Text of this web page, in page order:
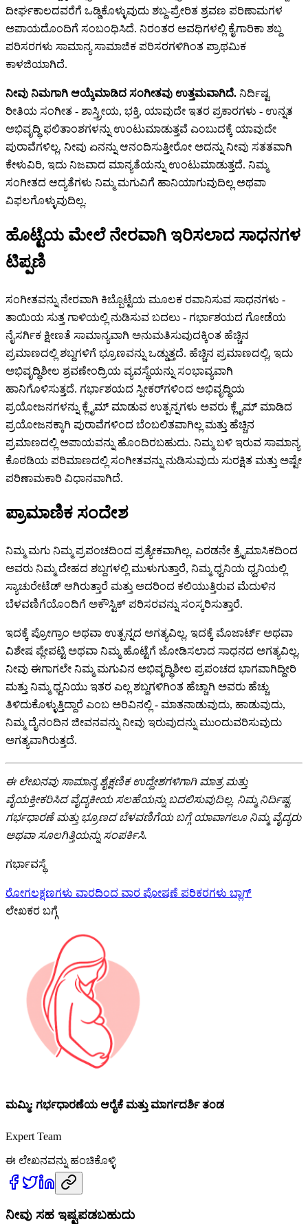
ದೀರ್ಘಕಾಲದವರೆಗೆ ಒಡ್ಡಿಕೊಳ್ಳುವುದು ಶಬ್ದ-ಪ್ರೇರಿತ ಶ್ರವಣ ಪರಿಣಾಮಗಳ
ಅಪಾಯದೊಂದಿಗೆ ಸಂಬಂಧಿಸಿದೆ. ನಿರಂತರ ಅವಧಿಗಳಲ್ಲಿ ಕೈಗಾರಿಕಾ ಶಬ್ದ
ಪರಿಸರಗಳು ಸಾಮಾನ್ಯ ಸಾಮಾಜಿಕ ಪರಿಸರಗಳಿಗಿಂತ ಪ್ರಾಥಮಿಕ
ಕಾಳಜಿಯಾಗಿದೆ.
ನೀವು ನಿಮಗಾಗಿ ಆಯ್ಕೆಮಾಡಿದ ಸಂಗೀತವು ಉತ್ತಮವಾಗಿದೆ. ನಿರ್ದಿಷ್ಟ
ರೀತಿಯ ಸಂಗೀತ - ಶಾಸ್ತ್ರೀಯ, ಭಕ್ತಿ, ಯಾವುದೇ ಇತರ ಪ್ರಕಾರಗಳು - ಉನ್ನತ
ಅಭಿವೃದ್ಧಿ ಫಲಿತಾಂಶಗಳನ್ನು ಉಂಟುಮಾಡುತ್ತವೆ ಎಂಬುದಕ್ಕೆ ಯಾವುದೇ
ಪುರಾವೆಗಳಿಲ್ಲ. ನೀವು ಏನನ್ನು ಆನಂದಿಸುತ್ತೀರೋ ಅದನ್ನು ನೀವು ಸತತವಾಗಿ
ಕೇಳುವಿರಿ, ಇದು ನಿಜವಾದ ಮಾನ್ಯತೆಯನ್ನು ಉಂಟುಮಾಡುತ್ತದೆ. ನಿಮ್ಮ
ಸಂಗೀತದ ಆದ್ಯತೆಗಳು ನಿಮ್ಮ ಮಗುವಿಗೆ ಹಾನಿಯಾಗುವುದಿಲ್ಲ ಅಥವಾ
ವಿಫಲಗೊಳ್ಳುವುದಿಲ್ಲ.
ಹೊಟ್ಟೆಯ ಮೇಲೆ ನೇರವಾಗಿ ಇರಿಸಲಾದ ಸಾಧನಗಳ
ಟಿಪ್ಪಣಿ
ಸಂಗೀತವನ್ನು ನೇರವಾಗಿ ಕಿಬ್ಬೊಟ್ಟೆಯ ಮೂಲಕ ರವಾನಿಸುವ ಸಾಧನಗಳು -
ತಾಯಿಯ ಸುತ್ತ ಗಾಳಿಯಲ್ಲಿ ನುಡಿಸುವ ಬದಲು - ಗರ್ಭಾಶಯದ ಗೋಡೆಯ
ನೈಸರ್ಗಿಕ ಕ್ಷೀಣತೆ ಸಾಮಾನ್ಯವಾಗಿ ಅನುಮತಿಸುವುದಕ್ಕಿಂತ ಹೆಚ್ಚಿನ
ಪ್ರಮಾಣದಲ್ಲಿ ಶಬ್ದಗಳಿಗೆ ಭ್ರೂಣವನ್ನು ಒಡ್ಡುತ್ತದೆ. ಹೆಚ್ಚಿನ ಪ್ರಮಾಣದಲ್ಲಿ, ಇದು
ಅಭಿವೃದ್ಧಿಶೀಲ ಶ್ರವಣೇಂದ್ರಿಯ ವ್ಯವಸ್ಥೆಯನ್ನು ಸಂಭಾವ್ಯವಾಗಿ
ಹಾನಿಗೊಳಿಸುತ್ತದೆ. ಗರ್ಭಾಶಯದ ಸ್ಪೀಕರ್‌ಗಳಿಂದ ಅಭಿವೃದ್ಧಿಯ
ಪ್ರಯೋಜನಗಳನ್ನು ಕ್ಲೈಮ್ ಮಾಡುವ ಉತ್ಪನ್ನಗಳು ಅವರು ಕ್ಲೈಮ್ ಮಾಡಿದ
ಪ್ರಯೋಜನಕ್ಕಾಗಿ ಪುರಾವೆಗಳಿಂದ ಬೆಂಬಲಿತವಾಗಿಲ್ಲ ಮತ್ತು ಹೆಚ್ಚಿನ
ಪ್ರಮಾಣದಲ್ಲಿ ಅಪಾಯವನ್ನು ಹೊಂದಿರಬಹುದು. ನಿಮ್ಮ ಬಳಿ ಇರುವ ಸಾಮಾನ್ಯ
ಕೊಠಡಿಯ ಪರಿಮಾಣದಲ್ಲಿ ಸಂಗೀತವನ್ನು ನುಡಿಸುವುದು ಸುರಕ್ಷಿತ ಮತ್ತು ಅಷ್ಟೇ
ಪರಿಣಾಮಕಾರಿ ವಿಧಾನವಾಗಿದೆ.
ಪ್ರಾಮಾಣಿಕ ಸಂದೇಶ
ನಿಮ್ಮ ಮಗು ನಿಮ್ಮ ಪ್ರಪಂಚದಿಂದ ಪ್ರತ್ಯೇಕವಾಗಿಲ್ಲ. ಎರಡನೇ ತ್ರೈಮಾಸಿಕದಿಂದ
ಅವರು ನಿಮ್ಮ ದೇಹದ ಶಬ್ದಗಳಲ್ಲಿ ಮುಳುಗುತ್ತಾರೆ, ನಿಮ್ಮ ಧ್ವನಿಯ ಧ್ವನಿಯಲ್ಲಿ
ಸ್ಯಾಚುರೇಟೆಡ್ ಆಗಿರುತ್ತಾರೆ ಮತ್ತು ಅದರಿಂದ ಕಲಿಯುತ್ತಿರುವ ಮೆದುಳಿನ
ಬೆಳವಣಿಗೆಯೊಂದಿಗೆ ಅಕೌಸ್ಟಿಕ್ ಪರಿಸರವನ್ನು ಸಂಸ್ಕರಿಸುತ್ತಾರೆ.
ಇದಕ್ಕೆ ಪ್ರೋಗ್ರಾಂ ಅಥವಾ ಉತ್ಪನ್ನದ ಅಗತ್ಯವಿಲ್ಲ. ಇದಕ್ಕೆ ಮೊಜಾರ್ಟ್ ಅಥವಾ
ವಿಶೇಷ ಪ್ಲೇಪಟ್ಟಿ ಅಥವಾ ನಿಮ್ಮ ಹೊಟ್ಟೆಗೆ ಜೋಡಿಸಲಾದ ಸಾಧನದ ಅಗತ್ಯವಿಲ್ಲ.
ನೀವು ಈಗಾಗಲೇ ನಿಮ್ಮ ಮಗುವಿನ ಅಭಿವೃದ್ಧಿಶೀಲ ಪ್ರಪಂಚದ ಭಾಗವಾಗಿದ್ದೀರಿ
ಮತ್ತು ನಿಮ್ಮ ಧ್ವನಿಯು ಇತರ ಎಲ್ಲ ಶಬ್ದಗಳಿಗಿಂತ ಹೆಚ್ಚಾಗಿ ಅವರು ಹೆಚ್ಚು
ತಿಳಿದುಕೊಳ್ಳುತ್ತಿದ್ದಾರೆ ಎಂಬ ಅರಿವಿನಲ್ಲಿ - ಮಾತನಾಡುವುದು, ಹಾಡುವುದು,
ನಿಮ್ಮ ದೈನಂದಿನ ಜೀವನವನ್ನು ನೀವು ಇರುವುದನ್ನು ಮುಂದುವರಿಸುವುದು
ಅಗತ್ಯವಾಗಿರುತ್ತದೆ.
ಈ ಲೇಖನವು ಸಾಮಾನ್ಯ ಶೈಕ್ಷಣಿಕ ಉದ್ದೇಶಗಳಿಗಾಗಿ ಮಾತ್ರ ಮತ್ತು
ವೈಯಕ್ತೀಕರಿಸಿದ ವೈದ್ಯಕೀಯ ಸಲಹೆಯನ್ನು ಬದಲಿಸುವುದಿಲ್ಲ. ನಿಮ್ಮ ನಿರ್ದಿಷ್ಟ
ಗರ್ಭಧಾರಣೆ ಮತ್ತು ಭ್ರೂಣದ ಬೆಳವಣಿಗೆಯ ಬಗ್ಗೆ ಯಾವಾಗಲೂ ನಿಮ್ಮ ವೈದ್ಯರು
ಅಥವಾ ಸೂಲಗಿತ್ತಿಯನ್ನು ಸಂಪರ್ಕಿಸಿ.
ಗರ್ಭಾವಸ್ಥೆ
ರೋಗಲಕ್ಷಣಗಳು ವಾರದಿಂದ ವಾರ ಪೋಷಣೆ ಪರಿಕರಗಳು ಬ್ಲಾಗ್
ಲೇಖಕರ ಬಗ್ಗೆ
ಮಮ್ಮಿ: ಗರ್ಭಧಾರಣೆಯ ಆರೈಕೆ ಮತ್ತು ಮಾರ್ಗದರ್ಶಿ ತಂಡ
Expert Team
ಈ ಲೇಖನವನ್ನು ಹಂಚಿಕೊಳ್ಳಿ
ನೀವು ಸಹ ಇಷ್ಟಪಡಬಹುದು